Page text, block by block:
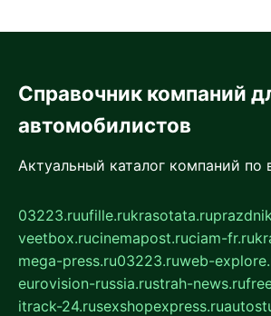
Справочник компаний
автомобилистов
Актуальный каталог компаний по
03223.ruufille.rukrasotata.ru
veetbox.rucinemapost.ruciam-fr.ru
mega-press.ru03223.ruweb-
eurovision-russia.rustrah-news.ru
itrack-24.rusexshopexpress.ru